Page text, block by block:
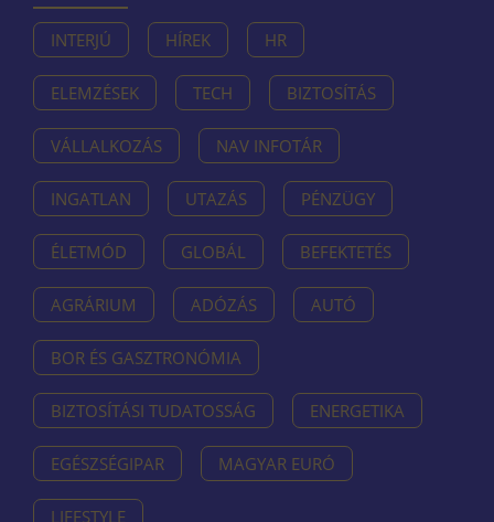
INTERJÚ HÍREK HR
ELEMZÉSEK TECH BIZTOSÍTÁS
VÁLLALKOZÁS NAV INFOTÁR
INGATLAN UTAZÁS PÉNZÜGY
ÉLETMÓD GLOBÁL BEFEKTETÉS
AGRÁRIUM ADÓZÁS AUTÓ
BOR ÉS GASZTRONÓMIA
BIZTOSÍTÁSI TUDATOSSÁG ENERGETIKA
EGÉSZSÉGIPAR MAGYAR EURÓ
LIFESTYLE